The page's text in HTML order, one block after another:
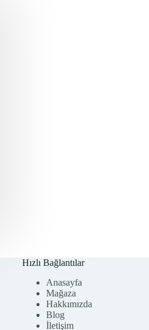
Hızlı Bağlantılar
Anasayfa
Mağaza
Hakkımızda
Blog
İletişim